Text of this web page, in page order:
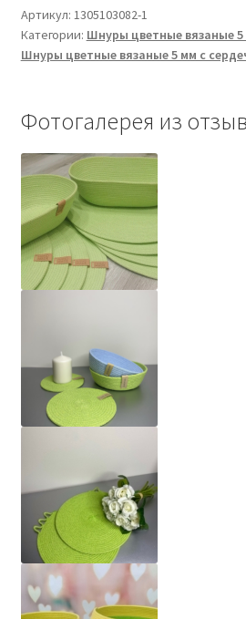
салатовый
с
сердечником
Артикул: 1305103082-1
Категории: Шнуры цветные вязаные
Шнуры цветные вязаные 5 мм с
Фотогалерея из